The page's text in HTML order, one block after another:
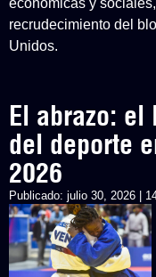
económicas y
recrudecimiento del
Unidos.
El abrazo:
del deporte
2026
Publicado: julio 30, 2026 |